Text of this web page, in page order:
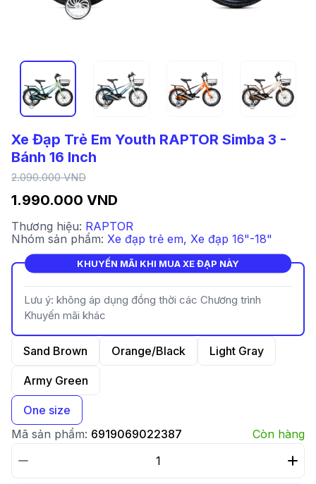
Xe Đạp Trẻ Em Youth RAPTOR Simba 3 -
Bánh 16 Inch
1.990.000 VND
2.090.000 VND
Thương hiệu: RAPTOR
Nhóm sản phẩm: Xe đạp trẻ em, Xe đạp 16"-18"
KHUYẾN MÃI KHI MUA XE ĐẠP NÀY
Lưu ý: không áp dụng đồng thời các Chương trình
Khuyến mãi khác
Sand Brown Orange/Black Light Gray
Army Green
One size
Mã sản phẩm: 6919069022387 Còn hàng